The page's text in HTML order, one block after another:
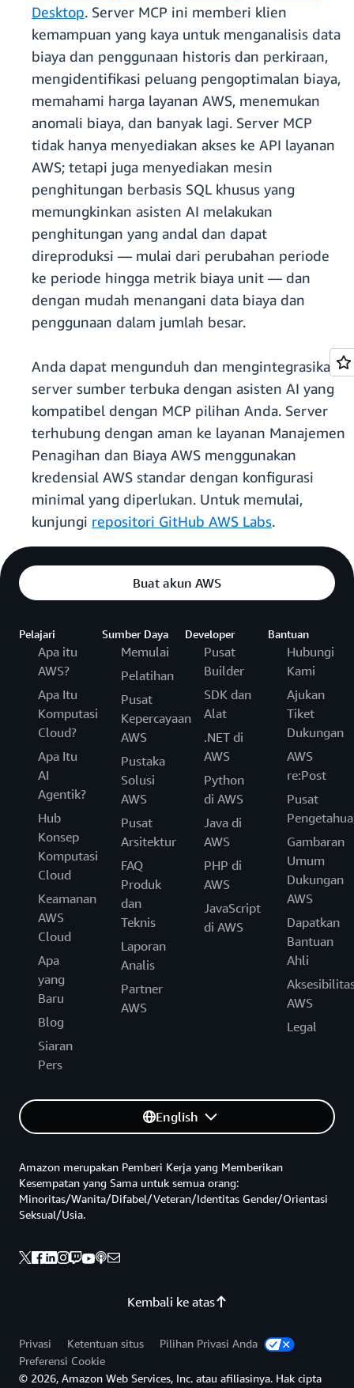
Desktop. Server MCP ini memberi klien
kemampuan yang kaya untuk menganalisis data
biaya dan penggunaan historis dan perkiraan,
mengidentifikasi peluang pengoptimalan biaya,
memahami harga layanan AWS, menemukan
anomali biaya, dan banyak lagi. Server MCP
tidak hanya menyediakan akses ke API layanan
AWS; tetapi juga menyediakan mesin
penghitungan berbasis SQL khusus yang
memungkinkan asisten AI melakukan
penghitungan yang andal dan dapat
direproduksi — mulai dari perubahan periode
ke periode hingga metrik biaya unit — dan
dengan mudah menangani data biaya dan
penggunaan dalam jumlah besar.
Anda dapat mengunduh dan mengintegrasikan
server sumber terbuka dengan asisten AI yang
kompatibel dengan MCP pilihan Anda. Server
terhubung dengan aman ke layanan Manajemen
Penagihan dan Biaya AWS menggunakan
kredensial AWS standar dengan konfigurasi
minimal yang diperlukan. Untuk memulai,
kunjungi repositori GitHub AWS Labs.
Buat akun AWS
Pelajari
Apa itu
AWS?
Apa Itu
Komputasi
Cloud?
Apa Itu
AI
Agentik?
Hub
Konsep
Komputasi
Cloud
Keamanan
AWS
Cloud
Apa
yang
Baru
Blog
Siaran
Pers
Sumber Daya
Memulai
Pelatihan
Pusat
Kepercayaan
AWS
Pustaka
Solusi
AWS
Pusat
Arsitektur
FAQ
Produk
dan
Teknis
Laporan
Analis
Partner
AWS
Developer
Pusat
Builder
SDK dan
Alat
.NET di
AWS
Python
di AWS
Java di
AWS
PHP di
AWS
JavaScript
di AWS
Bantuan
Hubungi
Kami
Ajukan
Tiket
Dukungan
AWS
re:Post
Pusat
Gambaran
Umum
Dukungan
AWS
Dapatkan
Bantuan
Ahli
AWS
Legal
English
Kembali ke atas
Amazon merupakan Pemberi Kerja yang Memberikan
Kesempatan yang Sama untuk semua orang:
Minoritas/Wanita/Difabel/Veteran/Identitas Gender/Orientasi
Seksual/Usia.
Privasi Ketentuan situs
Pilihan Privasi Anda
Preferensi Cookie
© 2026, Amazon Web Services, Inc. atau afiliasinya. Hak cipta